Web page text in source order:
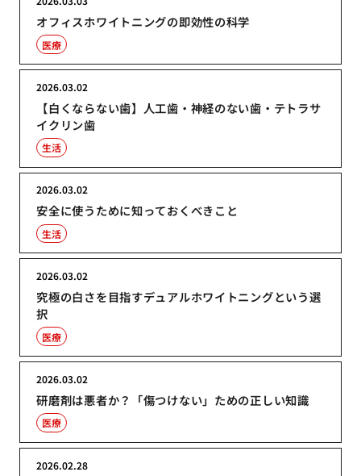
オフィスホワイトニングの即効性の科学
医療
【白くならない歯】人工歯・神経のない歯・テトラサ
イクリン歯
2026.03.02
生活
安全に使うために知っておくべきこと
2026.03.02
生活
究極の白さを目指すデュアルホワイトニングという選
択
2026.03.02
医療
研磨剤は悪者か？「傷つけない」ための正しい知識
2026.03.02
医療
2026.02.28